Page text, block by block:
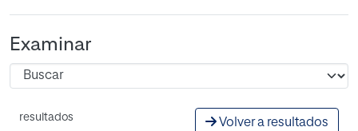
Examinar
resultados Volver a resultados